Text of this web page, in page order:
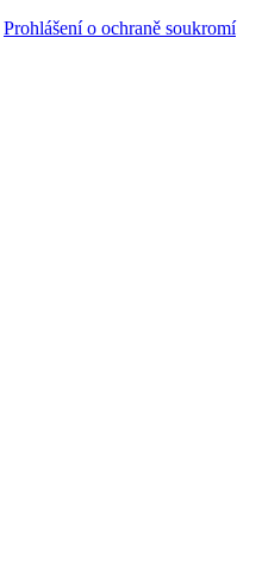
Prohlášení o ochraně soukromí